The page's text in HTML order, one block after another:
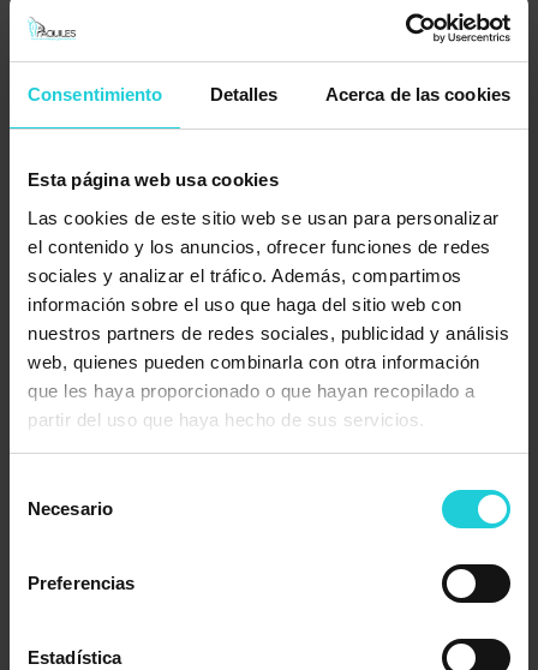
Consentimiento Detalles Acerca de las cookies
Esta página web usa cookies
Las cookies de este sitio web se usan para personalizar
el contenido y los anuncios, ofrecer funciones de redes
sociales y analizar el tráfico. Además, compartimos
información sobre el uso que haga del sitio web con
nuestros partners de redes sociales, publicidad y análisis
web, quienes pueden combinarla con otra información
que les haya proporcionado o que hayan recopilado a
partir del uso que haya hecho de sus servicios.
Necesario
Preferencias
Estadística
cabeza más comunes, afectando a personas de todas las
edades, al igual que […]
Saber más +
Ondas de choque en fisioterapia:
dentro de la fisioterapia moderna para tratar lesiones